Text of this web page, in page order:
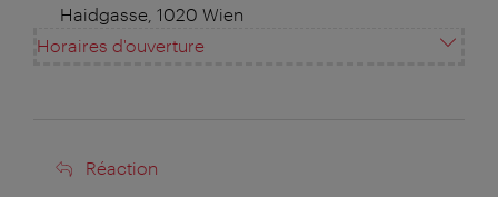
Haidgasse, 1020 Wien
Horaires d'ouverture
Réaction
Réaction